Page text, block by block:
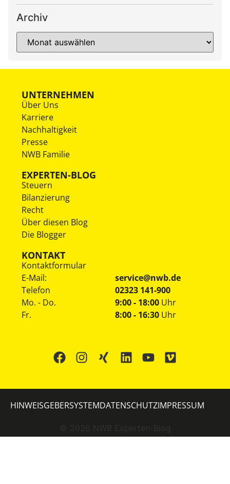
Archiv
UNTERNEHMEN
Über Uns
Karriere
Nachhaltigkeit
Presse
NWB Familie
EXPERTEN-BLOG
Steuern
Bilanzierung
Recht
Über diesen Blog
Die Blogger
KONTAKT
Kontaktformular
E-Mail:
service@nwb.de
Telefon
02323 141-900
Mo. - Do.
Fr.
9:00 - 18:00 Uhr
8:00 - 16:30 Uhr
© 2026 NWB Experten-Blog
HINWEISGEBERSYSTEMDATENSCHUTZIMPRESSUM